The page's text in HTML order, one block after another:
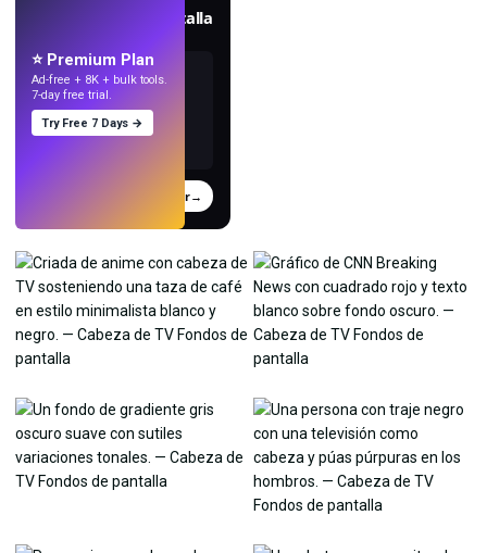
Crea fondos de pantalla
Probar→
⭐ Premium Plan
Ad-free + 8K + bulk tools.
7-day free trial.
Try Free 7 Days →